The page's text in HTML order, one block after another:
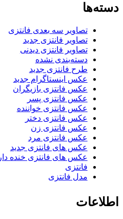
دسته‌ها
تصاویر سه بعدی فانتزی
تصاویر فانتزی جدید
تصاویر فانتزی دیدنی
دسته‌بندی نشده
طرح فانتزی جدید
عکس اینستاگرام جدید
عکس فانتزی بازیگران
عکس فانتزی پسر
عکس فانتزی خواننده
عکس فانتزی دختر
عکس فانتزی زن
عکس فانتزی مرد
عکس های فانتزی جدید
عکس های فانتزی خنده دار
فانتزی
مدل فانتزی
اطلاعات